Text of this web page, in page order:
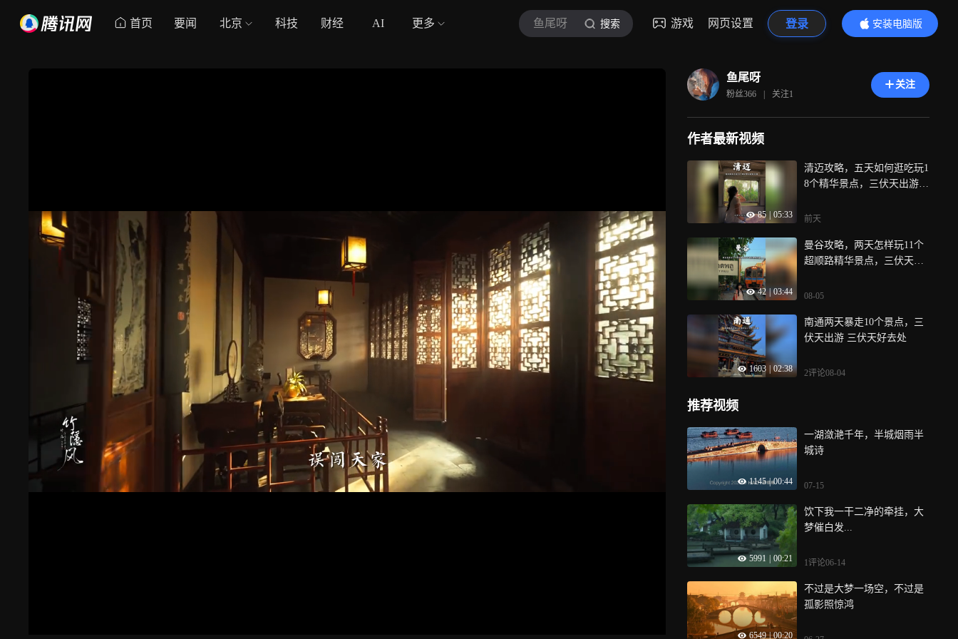
首页 要闻 北京 科技 财经 AI 更多 鱼尾呀 搜索 游戏 网页设置 登录
安装电脑版
内容更精彩
鱼尾呀
粉丝366 | 关注1
关注
作者最新视频
85 05:33
清迈攻略，五天如何逛吃玩1
8个精华景点，三伏天出游，
前天
42 | 03:44
曼谷攻略，两天怎样玩11个
超顺路精华景点，三伏天出
08-05
1603 02:38
南通两天暴走10个景点，三
伏天出游 三伏天好去处
2评论08-04
推荐视频
1145 | 00:44
一湖潋滟千年，半城烟雨半
城诗
07-15
5991 00:21
饮下我一干二净的牵挂，大
梦催白发...
1评论06-14
6549 | 00:20
不过是大梦一场空，不过是
孤影照惊鸿